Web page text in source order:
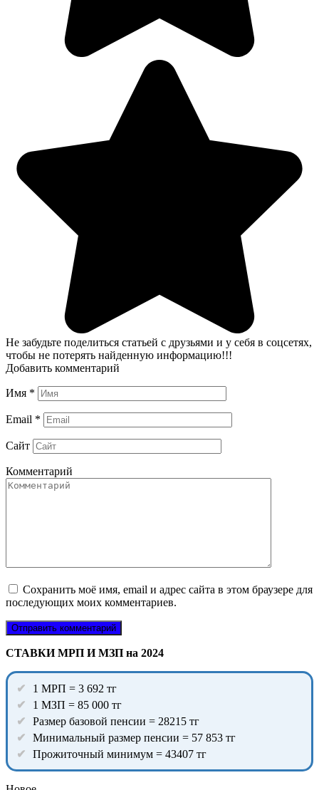
Не забудьте поделиться статьей с друзьями и у себя в соцсетях,
чтобы не потерять найденную информацию!!!
Добавить комментарий
Имя *
Email *
Сайт
Комментарий
Сохранить моё имя, email и адрес сайта в этом браузере для
последующих моих комментариев.
СТАВКИ МРП И МЗП на 2024
1 МРП = 3 692 тг
1 МЗП = 85 000 тг
Размер базовой пенсии = 28215 тг
Минимальный размер пенсии = 57 853 тг
Прожиточный минимум = 43407 тг